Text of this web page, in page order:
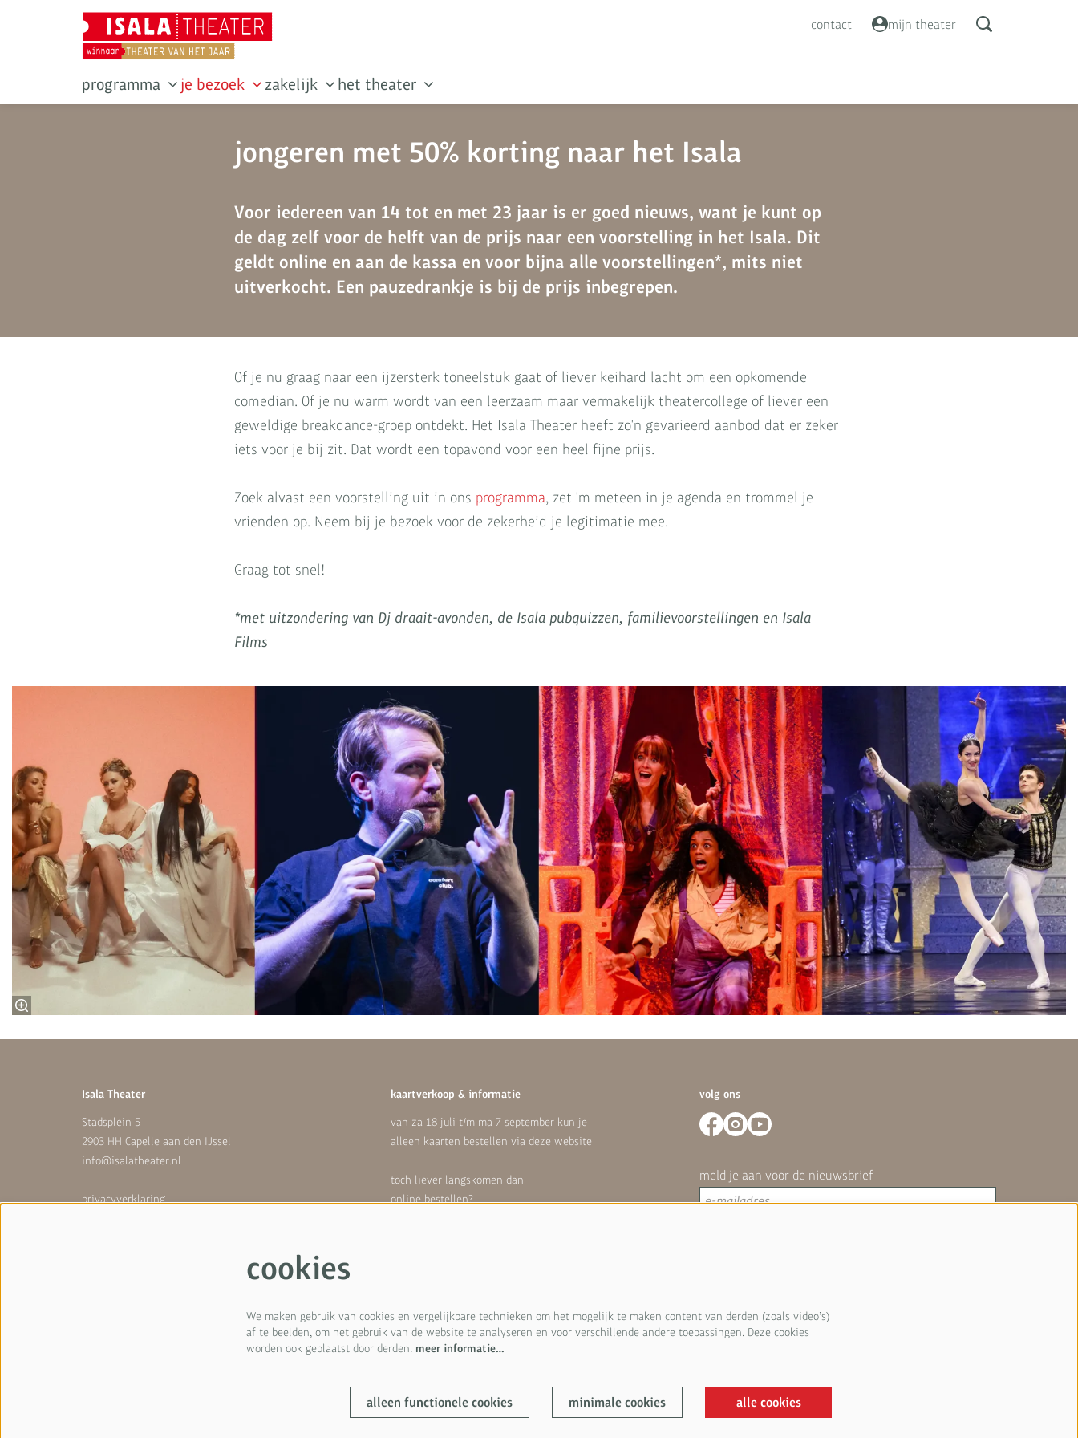
contact mijn theater
programma je bezoek zakelijk het theater
jongeren met 50% korting naar het Isala
Voor iedereen van 14 tot en met 23 jaar is er goed nieuws, want je kunt op
de dag zelf voor de helft van de prijs naar een voorstelling in het Isala. Dit
geldt online en aan de kassa en voor bijna alle voorstellingen*, mits niet
uitverkocht. Een pauzedrankje is bij de prijs inbegrepen.
Of je nu graag naar een ijzersterk toneelstuk gaat of liever keihard lacht om een opkomende
comedian. Of je nu warm wordt van een leerzaam maar vermakelijk theatercollege of liever een
geweldige breakdance-groep ontdekt. Het Isala Theater heeft zo'n gevarieerd aanbod dat er zeker
iets voor je bij zit. Dat wordt een topavond voor een heel fijne prijs.
Zoek alvast een voorstelling uit in ons programma, zet 'm meteen in je agenda en trommel je
vrienden op. Neem bij je bezoek voor de zekerheid je legitimatie mee.
Graag tot snel!
*met uitzondering van Dj draait-avonden, de Isala pubquizzen, familievoorstellingen en Isala
Films
Isala Theater
Stadsplein 5
2903 HH Capelle aan den IJssel
info@isalatheater.nl
privacyverklaring
kaartverkoop & informatie
van za 18 juli t/m ma 7 september kun je
alleen kaarten bestellen via deze website
toch liever langskomen dan
online bestellen?
volg ons
meld je aan voor de nieuwsbrief
cookies
We maken gebruik van cookies en vergelijkbare technieken om het mogelijk te maken content van derden (zoals video’s)
af te beelden, om het gebruik van de website te analyseren en voor verschillende andere toepassingen. Deze cookies
worden ook geplaatst door derden. meer informatie…
alleen functionele cookies minimale cookies alle cookies